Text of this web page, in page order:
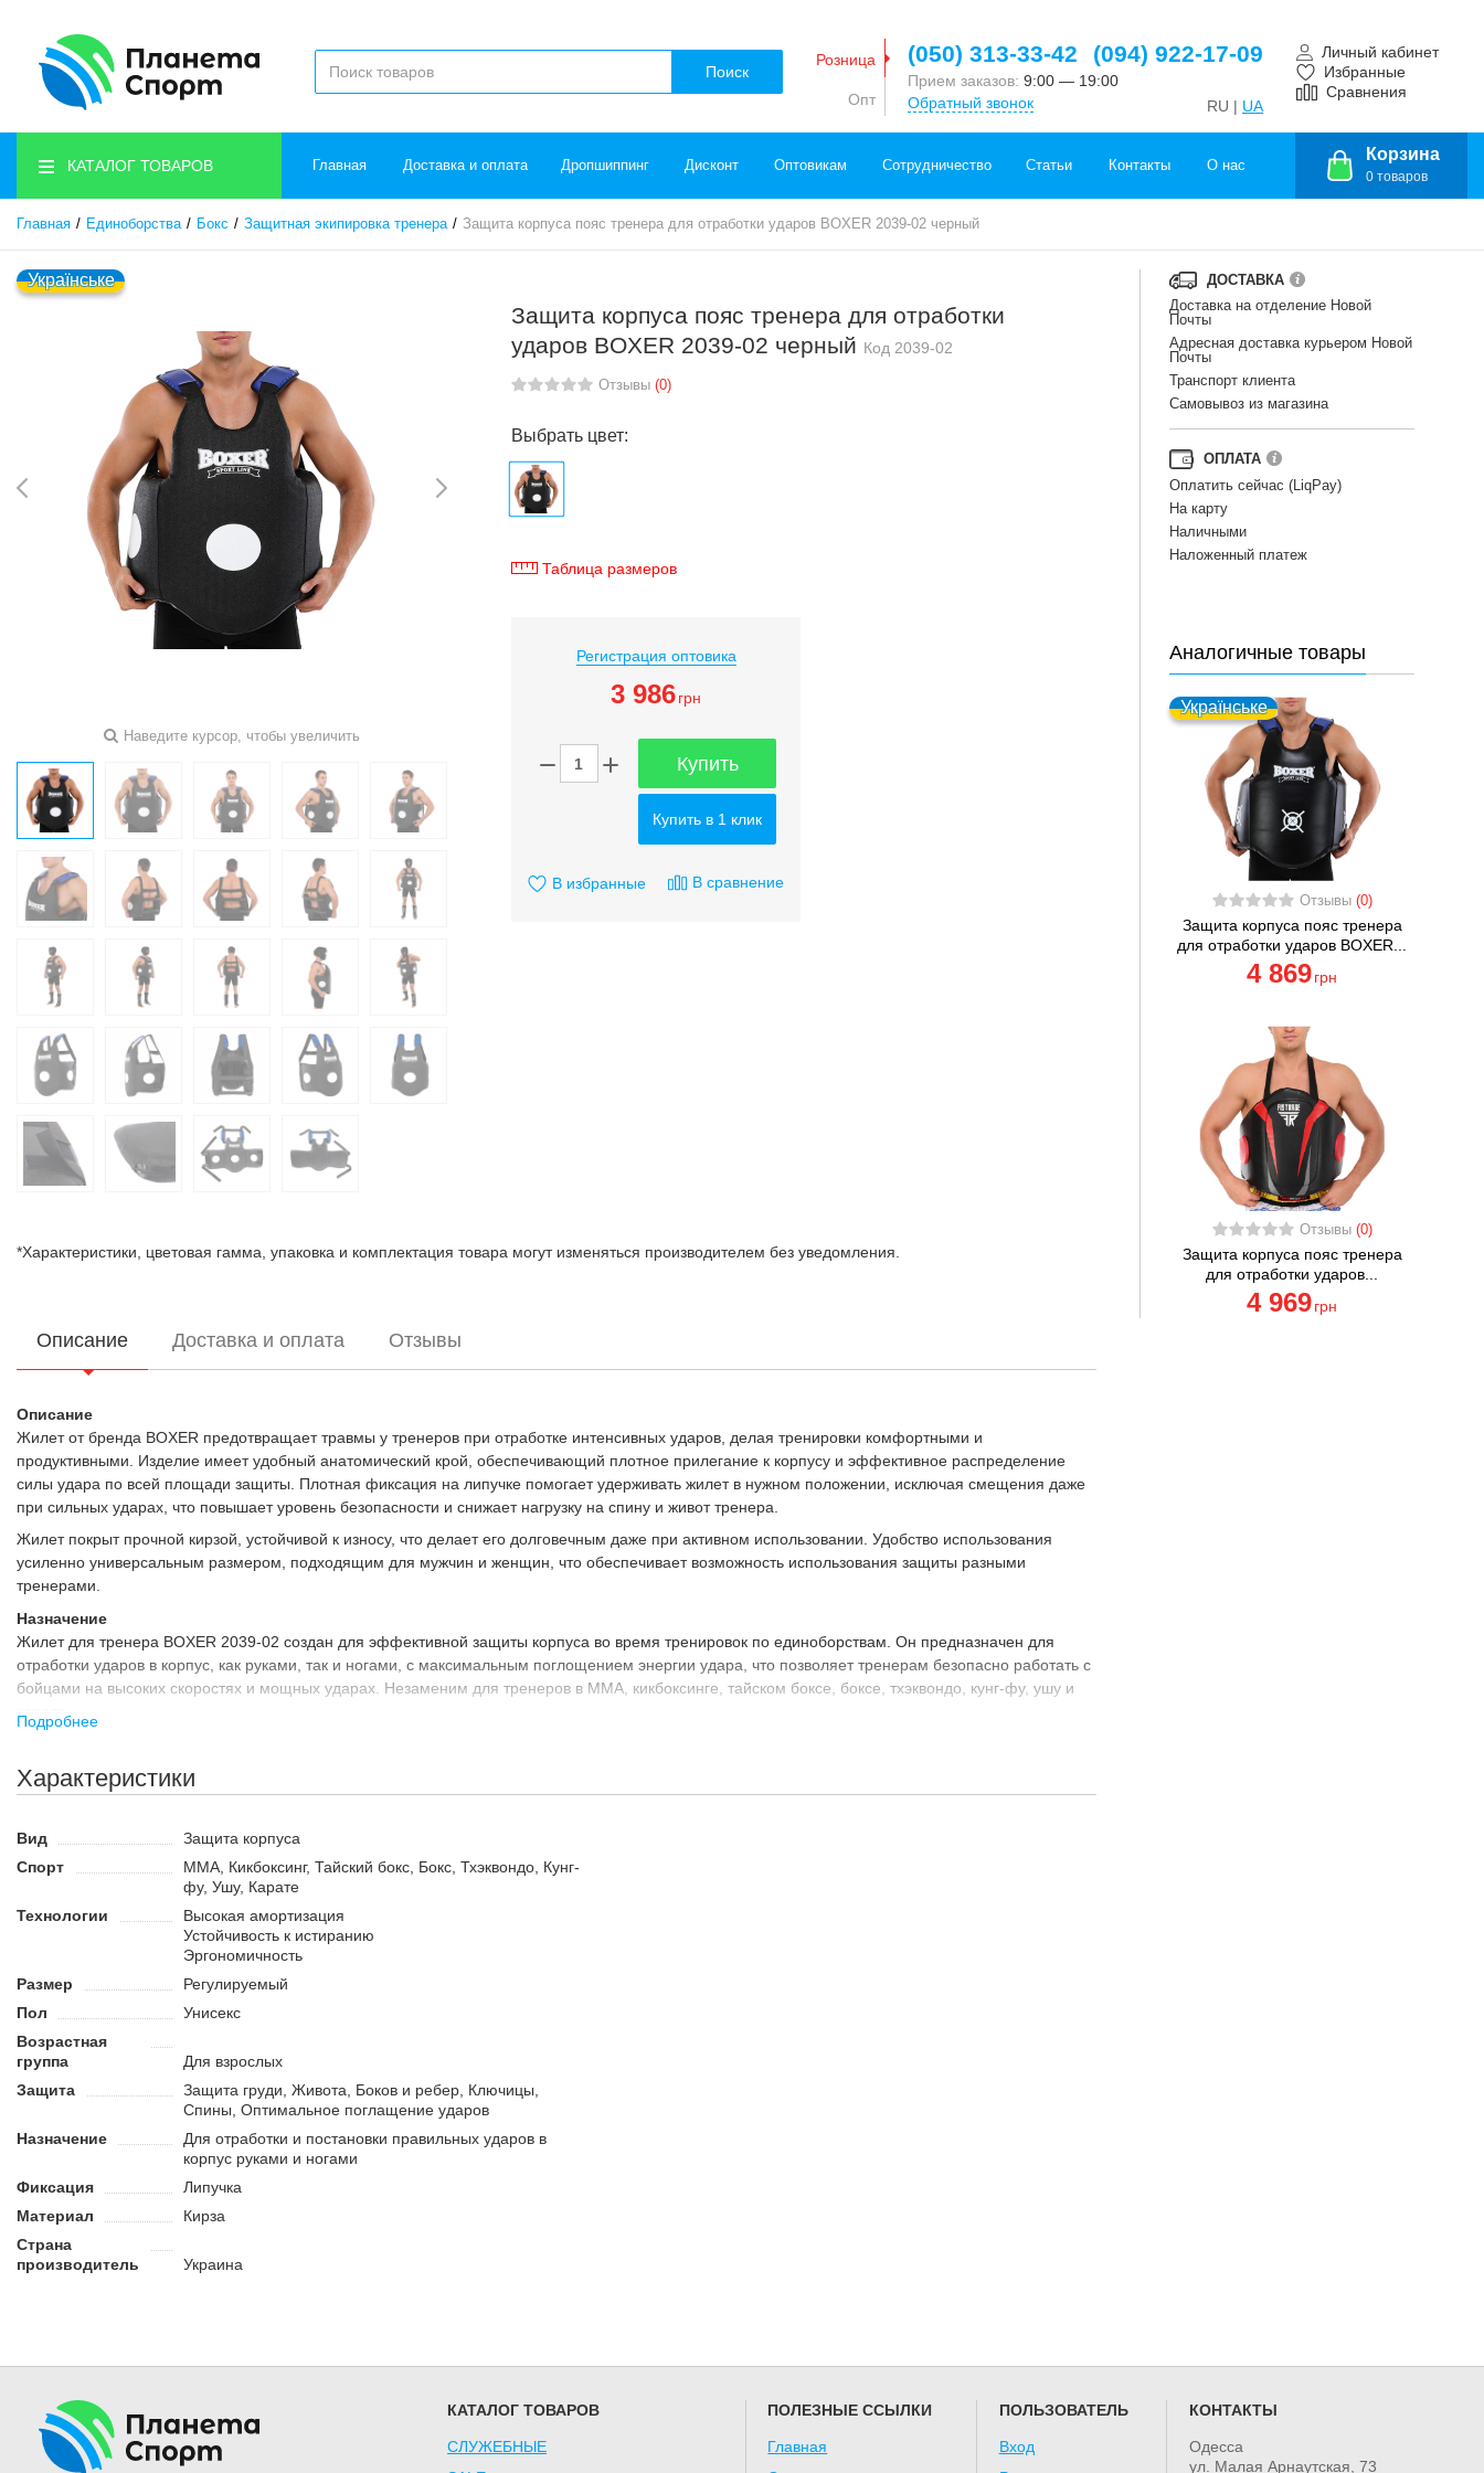
Поиск
Розница
Опт
(050) 313-33-42 (094) 922-17-09
Прием заказов: 9:00 — 19:00
Обратный звонок
RU | UA
Личный кабинет
Избранные
Сравнения
КАТАЛОГ ТОВАРОВ Главная Доставка и оплата Дропшиппинг Дисконт Оптовикам Сотрудничество Статьи Контакты О нас
Корзина
0 товаров
Главная Единоборства Бокс Защитная экипировка тренера Защита корпуса пояс тренера для отработки ударов BOXER 2039-02 черный
Українське
Наведите курсор, чтобы увеличить
Защита корпуса пояс тренера для отработки
ударов BOXER 2039-02 черный Код 2039-02
Отзывы (0)
Выбрать цвет:
Таблица размеров
Регистрация оптовика
3 986 грн
Купить
Купить в 1 клик
В избранные В сравнение
*Характеристики, цветовая гамма, упаковка и комплектация товара могут изменяться производителем без уведомления.
Описание
Описание
Жилет от бренда BOXER предотвращает травмы у тренеров при отработке интенсивных ударов, делая тренировки комфортными и
продуктивными. Изделие имеет удобный анатомический крой, обеспечивающий плотное прилегание к корпусу и эффективное распределение
силы удара по всей площади защиты. Плотная фиксация на липучке помогает удерживать жилет в нужном положении, исключая смещения даже
при сильных ударах, что повышает уровень безопасности и снижает нагрузку на спину и живот тренера.
Жилет покрыт прочной кирзой, устойчивой к износу, что делает его долговечным даже при активном использовании. Удобство использования
усиленно универсальным размером, подходящим для мужчин и женщин, что обеспечивает возможность использования защиты разными
тренерами.
Назначение
Жилет для тренера BOXER 2039-02 создан для эффективной защиты корпуса во время тренировок по единоборствам. Он предназначен для
отработки ударов в корпус, как руками, так и ногами, с максимальным поглощением энергии удара, что позволяет тренерам безопасно работать с
бойцами на высоких скоростях и мощных ударах. Незаменим для тренеров в MMA, кикбоксинге, тайском боксе, боксе, тхэквондо, кунг-фу, ушу и
Устойчив к износу.
Сконструирован так, чтобы не ограничивать движения тренера, позволяя легко маневрировать и корректировать положение.
Подробнее
Характеристики
Вид
Защита корпуса
Спорт
MMA, Кикбоксинг, Тайский бокс, Бокс, Тхэквондо, Кунг-
фу, Ушу, Карате
Технологии
Высокая амортизация
Устойчивость к истиранию
Эргономичность
Размер
Регулируемый
Пол
Унисекс
Возрастная
группа
Для взрослых
Защита
Защита груди, Живота, Боков и ребер, Ключицы,
Спины, Оптимальное поглащение ударов
Назначение
Для отработки и постановки правильных ударов в
корпус руками и ногами
Фиксация
Липучка
Материал
Кирза
Страна
производитель
Украина
Доставка и оплата Отзывы
ДОСТАВКА
Доставка на отделение Новой
Почты
Адресная доставка курьером Новой
Почты
Транспорт клиента
Самовывоз из магазина
ОПЛАТА
Оплатить сейчас (LiqPay)
На карту
Наличными
Наложенный платеж
Аналогичные товары
Українське
Отзывы (0)
Защита корпуса пояс тренера
для отработки ударов BOXER...
4 869 грн
Отзывы (0)
Защита корпуса пояс тренера
для отработки ударов...
4 969 грн
КАТАЛОГ ТОВАРОВ
СЛУЖЕБНЫЕ
ПОЛЕЗНЫЕ ССЫЛКИ
Главная
ПОЛЬЗОВАТЕЛЬ
Вход
КОНТАКТЫ
Одесса
ул. Малая Арнаутская, 73